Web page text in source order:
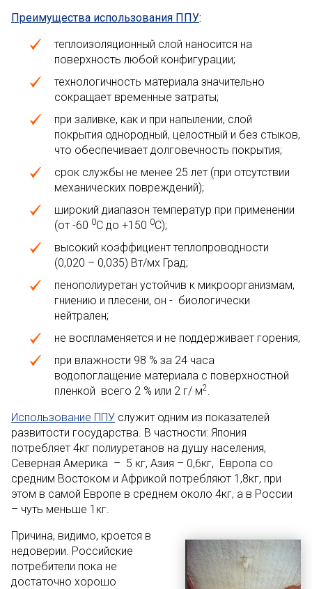
Преимущества использования ППУ:
теплоизоляционный слой наносится на
поверхность любой конфигурации;
технологичность материала значительно
сокращает временные затраты;
при заливке, как и при напылении, слой
покрытия однородный, целостный и без стыков,
что обеспечивает долговечность покрытия;
срок службы не менее 25 лет (при отсутствии
механических повреждений);
широкий диапазон температур при применении
(от -60 0С до +150 0С);
высокий коэффициент теплопроводности
(0,020 – 0,035) Вт/мх Град;
пенополиуретан устойчив к микроорганизмам,
гниению и плесени, он - биологически
нейтрален;
не воспламеняется и не поддерживает горения;
при влажности 98 % за 24 часа
водопоглащение материала с поверхностной
пленкой всего 2 % или 2 г/ м2.
Использование ППУ служит одним из показателей
развитости государства. В частности: Япония
потребляет 4кг полиуретанов на душу населения,
Северная Америка – 5 кг, Азия – 0,6кг, Европа со
средним Востоком и Африкой потребляют 1,8кг, при
этом в самой Европе в среднем около 4кг, а в России
– чуть меньше 1кг.
Причина, видимо, кроется в
недоверии. Российские
потребители пока не
достаточно хорошо